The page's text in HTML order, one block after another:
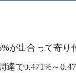
出合って寄り
で0.471%～